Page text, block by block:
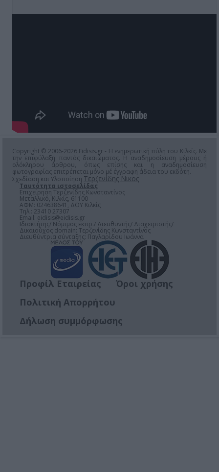
Copyright © 2006-2026 Eidisis.gr - Η ενημερωτική πύλη του Κιλκίς. Με
την επιφύλαξη παντός δικαιώματος. Η αναδημοσίευση μέρους ή
ολόκληρου άρθρου, όπως επίσης και η αναδημοσίευση
φωτογραφίας επιτρέπεται μόνο μέ έγγραφη άδεια του εκδότη.
Σχεδίαση και Υλοποίηση Τερζενίδης Νικος
Ταυτότητα ιστοσελίδας
Επιχείρηση Τερζενίδης Κωνσταντίνος
Μεταλλικό, Κιλκίς, 61100
ΑΦΜ: 024638641, ΔΟΥ Κιλκίς
Τηλ.: 23410 27307
Email: eidisis@eidisis.gr
Ιδιοκτήτης/ Νόμιμος εκπρ./ Διευθυντής/ Διαχειριστής/
Δικαιούχος domain: Τερζενίδης Κωνσταντίνος
Διευθύντρια σύνταξης: Παγλαρίδου Ιωάννα
Προφίλ Εταιρείας
Όροι χρήσης
Πολιτική Απορρήτου
Δήλωση συμμόρφωσης